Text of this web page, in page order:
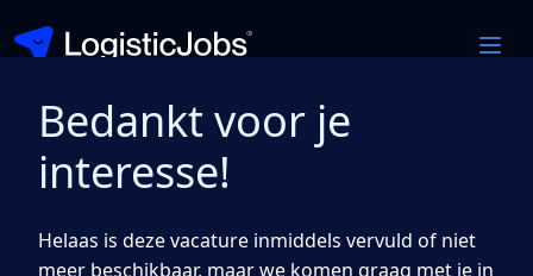
CE Chauffeur
Haarlem Transport
Bedankt voor je
interesse!
Helaas is deze vacature inmiddels vervuld of niet
meer beschikbaar, maar we komen graag met je in